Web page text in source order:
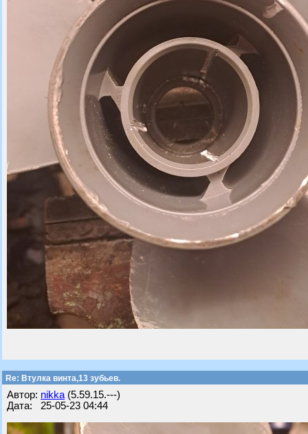
Re: Втулка винта,13 зубьев.
Автор: nikka (5.59.15.---)
Дата: 25-05-23 04:44